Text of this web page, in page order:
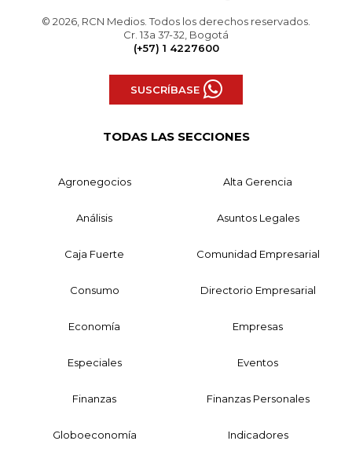
© 2026, RCN Medios. Todos los derechos reservados.
Cr. 13a 37-32, Bogotá
(+57) 1 4227600
SUSCRÍBASE
TODAS LAS SECCIONES
Agronegocios Alta Gerencia
Análisis Asuntos Legales
Caja Fuerte Comunidad Empresarial
Consumo Directorio Empresarial
Economía Empresas
Especiales Eventos
Finanzas Finanzas Personales
Globoeconomía Indicadores